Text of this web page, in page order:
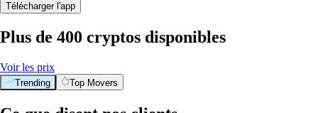
Télécharger l'app
Plus de 400 cryptos disponibles
Voir les prix
Trending Top Movers